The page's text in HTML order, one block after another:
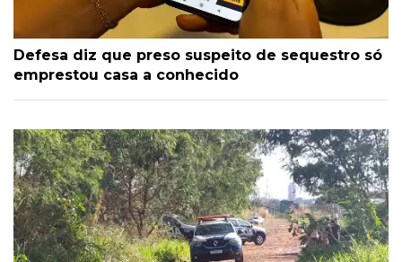
Defesa diz que preso suspeito de sequestro só
emprestou casa a conhecido